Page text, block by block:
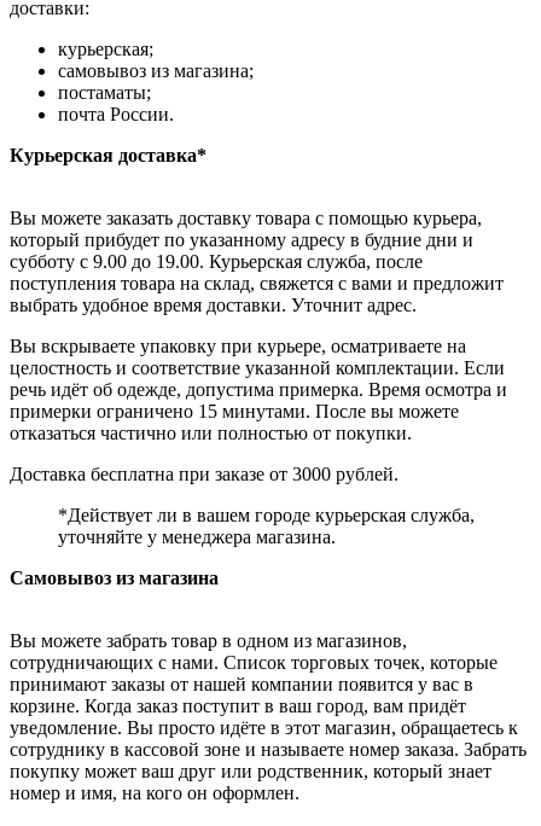
доставки:
курьерская;
самовывоз из магазина;
постаматы;
почта России.
Курьерская доставка*
Вы можете заказать доставку товара с помощью курьера,
который прибудет по указанному адресу в будние дни и
субботу с 9.00 до 19.00. Курьерская служба, после
поступления товара на склад, свяжется с вами и предложит
выбрать удобное время доставки. Уточнит адрес.
Вы вскрываете упаковку при курьере, осматриваете на
целостность и соответствие указанной комплектации. Если
речь идёт об одежде, допустима примерка. Время осмотра и
примерки ограничено 15 минутами. После вы можете
отказаться частично или полностью от покупки.
Доставка бесплатна при заказе от 3000 рублей.
*Действует ли в вашем городе курьерская служба,
уточняйте у менеджера магазина.
Самовывоз из магазина
Вы можете забрать товар в одном из магазинов,
сотрудничающих с нами. Список торговых точек, которые
принимают заказы от нашей компании появится у вас в
корзине. Когда заказ поступит в ваш город, вам придёт
уведомление. Вы просто идёте в этот магазин, обращаетесь к
сотруднику в кассовой зоне и называете номер заказа. Забрать
покупку может ваш друг или родственник, который знает
номер и имя, на кого он оформлен.